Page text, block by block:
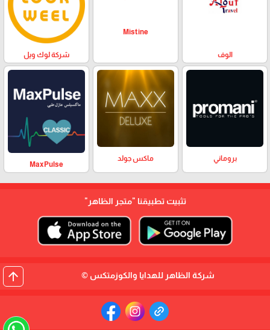
الوف
Mistine
شركة لوك ويل
بروماني ماكس جولد
MaxPulse
تثبيت تطبيقنا "متجر الظاهر"
شركة الظاهر للهدايا والكوزمتكس © arrow_upward